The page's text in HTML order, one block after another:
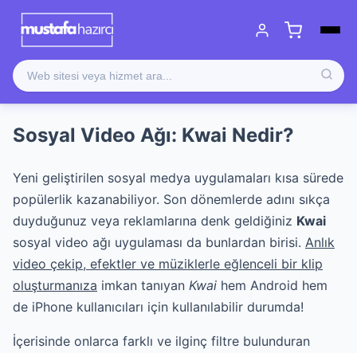
Sosyal Video Ağı: Kwai Nedir?
Yeni geliştirilen sosyal medya uygulamaları kısa sürede
popülerlik kazanabiliyor. Son dönemlerde adını sıkça
duyduğunuz veya reklamlarına denk geldiğiniz Kwai
sosyal video ağı uygulaması da bunlardan birisi. Anlık
video çekip, efektler ve müziklerle eğlenceli bir klip
oluşturmanıza imkan tanıyan Kwai hem Android hem
de iPhone kullanıcıları için kullanılabilir durumda!
İçerisinde onlarca farklı ve ilginç filtre bulunduran